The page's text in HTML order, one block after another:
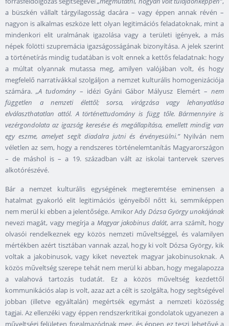
a büszkén vállalt tárgyilagosság dacára – vagy éppen annak révén –
nagyon is alkalmas eszköze lett olyan legitimációs feladatoknak, mint a
mindenkori elit uralmának igazolása vagy a területi igények, a más
népek fölötti szupremácia igazságosságának bizonyítása. A jelek szerint
a történetírás mindig tudatában is volt ennek a kettős feladatnak: hogy
a múltat olyannak mutassa meg, amilyen valójában volt, és hogy
megfelelő narratívákkal szolgáljon a nemzet kulturális homogenizációja
számára.„A tudomány– idézi Gyáni Gábor Mályusz Elemért –nem
független a nemzeti élettől; sorsa, virágzása vagy lehanyatlása
elválaszthatatlan attól. A történettudomány is függ tőle. Bármennyire is
vezérgondolata az igazság keresése és megállapítása, emellett mindig van
egy eszme, amelyet segít diadalra jutni és érvényesülni.”Nyilván nem
véletlen az sem, hogy a rendszeres történelemtanítás Magyarországon
– de máshol is – a 19. században vált az iskolai tantervek szerves
alkotórészévé.
Bár a nemzet kulturális egységének megteremtése eminensen a
hatalmat gyakorló elit legitimációs igényeiből nőtt ki, semmiképpen
nem merül ki ebben a jelentősége. Amikor Ady Dózsa György unokájának
nevezi magát, vagy megírja a Magyar jakobinus dalát, arra számít, hogy
olvasói rendelkeznek egy közös nemzeti műveltséggel, és valamilyen
mértékben azért tisztában vannak azzal, hogy ki volt Dózsa György, kik
voltak a jakobinusok, vagy kiket neveztek magyar jakobinusoknak. A
közös műveltség szerepe tehát nem merül ki abban, hogy megalapozza
a valahová tartozás tudatát. Ez a közös műveltség kezdettől
kommunikációs alap is volt, azaz azt a célt is szolgálta, hogy segítségével
jobban (illetve egyáltalán) megértsék egymást a nemzeti közösség
tagjai. Az ellenzéki vagy éppen rendszerkritikai gondolatok ugyanezen a